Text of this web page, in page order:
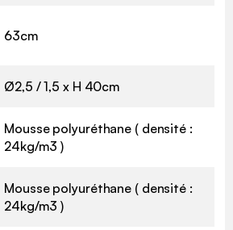
63cm
Ø2,5 / 1,5 x H 40cm
Mousse polyuréthane ( densité :
24kg/m3 )
Mousse polyuréthane ( densité :
24kg/m3 )